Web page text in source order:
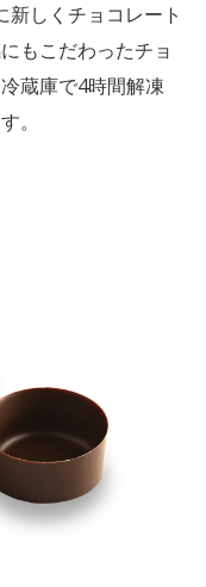
新しくチョコレート
もこだわったチョ
蔵庫で4時間解凍
。